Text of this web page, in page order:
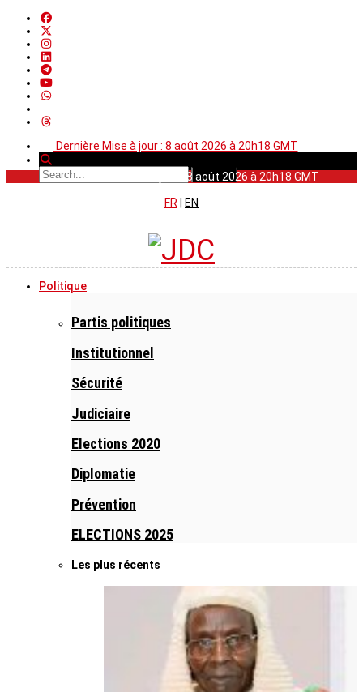
Dernière Mise à jour : 8 août 2026 à 20h18 GMT
Dernière Mise à jour : 8 août 2026 à 20h18 GMT
FR
EN
Politique
Partis politiques
Institutionnel
Sécurité
Judiciaire
Elections 2020
Diplomatie
Prévention
ELECTIONS 2025
Les plus récents